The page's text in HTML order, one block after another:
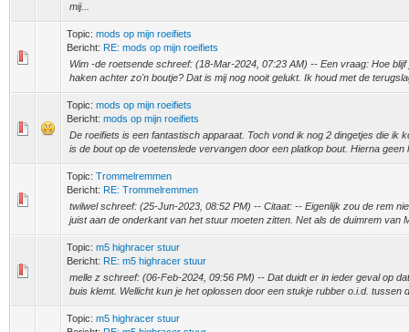
mij...
Topic: mods op mijn roeifiets
Bericht: RE: mods op mijn roeifiets
Wim -de roetsende schreef: (18-Mar-2024, 07:23 AM) -- Een vraag: Hoe
haken achter zo'n boutje? Dat is mij nog nooit gelukt. Ik houd met de
Topic: mods op mijn roeifiets
Bericht: mods op mijn roeifiets
De roeifiets is een fantastisch apparaat. Toch vond ik nog 2 dingetjes die ik
is de bout op de voetenslede vervangen door een platkop bout. Hierna geen
Topic: Trommelremmen
Bericht: RE: Trommelremmen
twilwel schreef: (25-Jun-2023, 08:52 PM) -- Citaat: -- Eigenlijk zou de rem
juist aan de onderkant van het stuur moeten zitten. Net als de duimrem van
Topic: m5 highracer stuur
Bericht: RE: m5 highracer stuur
melle z schreef: (06-Feb-2024, 09:56 PM) -- Dat duidt er in ieder geval op
buis klemt. Wellicht kun je het oplossen door een stukje rubber o.i.d. tussen
Topic: m5 highracer stuur